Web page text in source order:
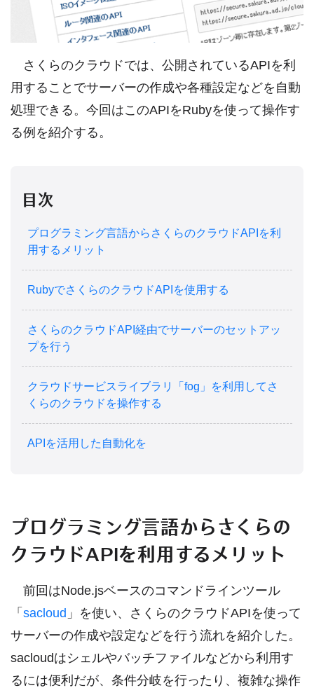
さくらのクラウドでは、公開されているAPIを利
用することでサーバーの作成や各種設定などを自動
処理できる。今回はこのAPIをRubyを使って操作す
る例を紹介する。
目次
プログラミング言語からさくらのクラウドAPIを利
用するメリット
RubyでさくらのクラウドAPIを使用する
さくらのクラウドAPI経由でサーバーのセットアッ
プを行う
クラウドサービスライブラリ「fog」を利用してさ
くらのクラウドを操作する
APIを活用した自動化を
プログラミング言語からさくらの
クラウドAPIを利用するメリット
前回はNode.jsベースのコマンドラインツール
「 sacloud 」を使い、さくらのクラウドAPIを使って
サーバーの作成や設定などを行う流れを紹介した。
sacloudはシェルやバッチファイルなどから利用す
るには便利だが、条件分岐を行ったり、複雑な操作